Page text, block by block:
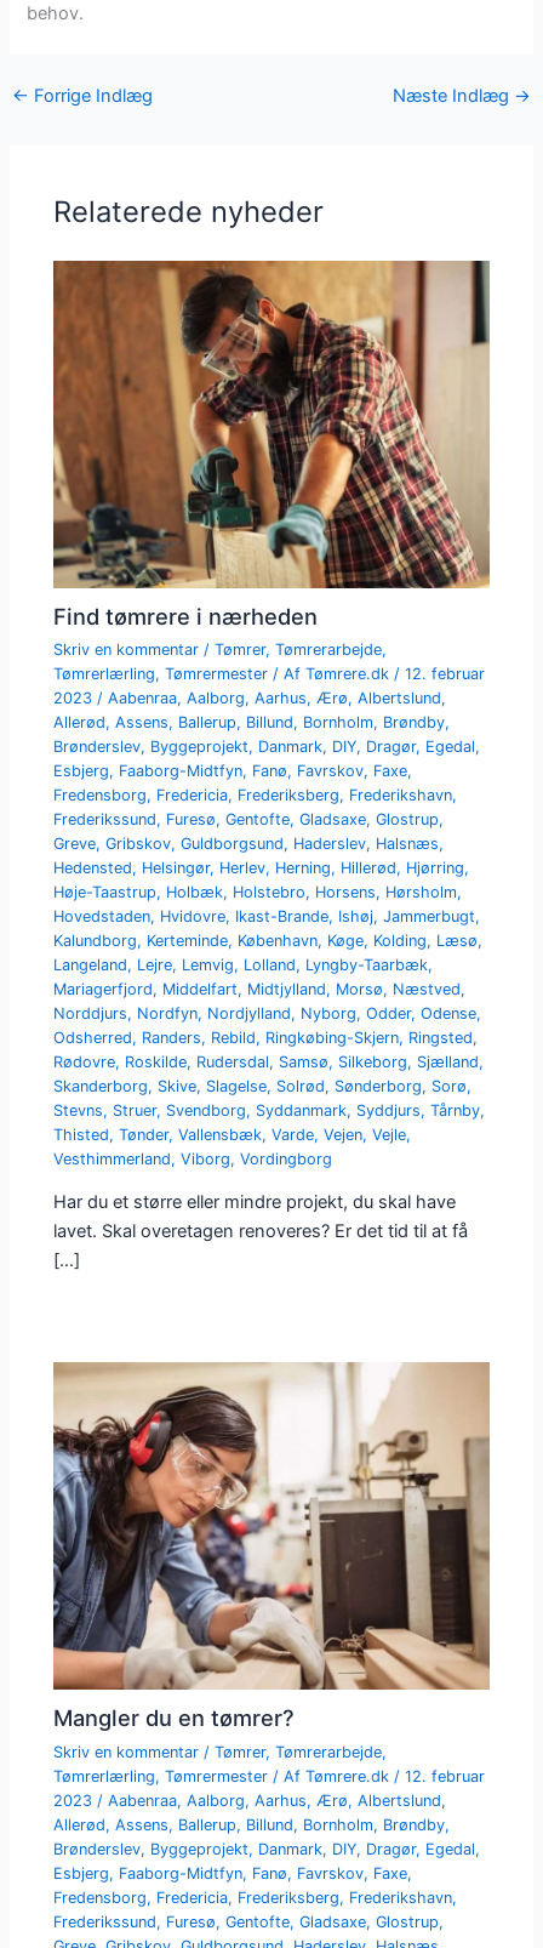
behov.
← Forrige Indlæg Næste Indlæg →
Relaterede nyheder
Find tømrere i nærheden
Skriv en kommentar /Tømrer,Tømrerarbejde,
Tømrerlærling,Tømrermester / AfTømrere.dk/12. februar
2023/Aabenraa,Aalborg,Aarhus,Ærø,Albertslund,
Allerød,Assens, Ballerup, Billund, Bornholm, Brøndby,
Brønderslev, Byggeprojekt, Danmark, DIY, Dragør, Egedal,
Esbjerg, Faaborg-Midtfyn, Fanø, Favrskov, Faxe,
Fredensborg, Fredericia, Frederiksberg, Frederikshavn,
Frederikssund, Furesø,Gentofte,Gladsaxe,Glostrup,
Greve,Gribskov,Guldborgsund, Haderslev, Halsnæs,
Hedensted, Helsingør, Herlev, Herning, Hillerød, Hjørring,
Høje-Taastrup, Holbæk, Holstebro, Horsens, Hørsholm,
Hovedstaden, Hvidovre, Ikast-Brande, Ishøj,Jammerbugt,
Kalundborg, Kerteminde, København, Køge, Kolding, Læsø,
Langeland, Lejre, Lemvig, Lolland, Lyngby-Taarbæk,
Mariagerfjord, Middelfart, Midtjylland, Morsø, Næstved,
Norddjurs, Nordfyn, Nordjylland, Nyborg,Odder,Odense,
Odsherred, Randers, Rebild, Ringkøbing-Skjern, Ringsted,
Rødovre, Roskilde, Rudersdal, Samsø, Silkeborg, Sjælland,
Skanderborg, Skive, Slagelse, Solrød, Sønderborg, Sorø,
Stevns, Struer, Svendborg, Syddanmark, Syddjurs,Tårnby,
Thisted,Tønder,Vallensbæk,Varde,Vejen,Vejle,
Vesthimmerland,Viborg,Vordingborg
Har du et større eller mindre projekt, du skal have
lavet. Skal overetagen renoveres? Er det tid til at få
[…]
Mangler du en tømrer?
Skriv en kommentar /Tømrer,Tømrerarbejde,
Tømrerlærling,Tømrermester / AfTømrere.dk /12. februar
2023 /Aabenraa,Aalborg,Aarhus, Ærø,Albertslund,
Allerød,Assens, Ballerup, Billund, Bornholm, Brøndby,
Brønderslev, Byggeprojekt, Danmark, DIY, Dragør, Egedal,
Esbjerg, Faaborg-Midtfyn, Fanø, Favrskov, Faxe,
Fredensborg, Fredericia, Frederiksberg, Frederikshavn,
Frederikssund, Furesø,Gentofte,Gladsaxe,Glostrup,